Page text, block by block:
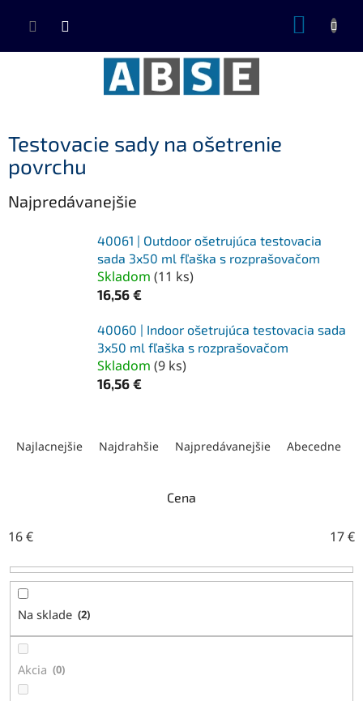
Testovacie sady na ošetrenie
povrchu
Najpredávanejšie
40061 | Outdoor ošetrujúca testovacia
sada 3x50 ml fľaška s rozprašovačom
Skladom (11 ks)
16,56 €
40060 | Indoor ošetrujúca testovacia sada
3x50 ml fľaška s rozprašovačom
Skladom (9 ks)
16,56 €
e
r
o
k
Najlacnejšie Najdrahšie Najpredávanejšie Abecedne
Cena
16€ 17€
Na sklade 2
Akcia 0